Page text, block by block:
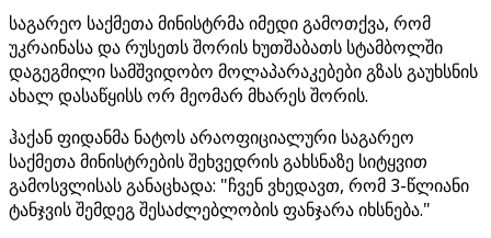
საგარეო საქმეთა მინისტრმა იმედი გამოთქვა, რომ
უკრაინასა და რუსეთს შორის ხუთშაბათს სტამბოლში
დაგეგმილი სამშვიდობო მოლაპარაკებები გზას გაუხსნის
ახალ დასაწყისს ორ მეომარ მხარეს შორის.
ჰაქან ფიდანმა ნატოს არაოფიციალური საგარეო
საქმეთა მინისტრების შეხვედრის გახსნაზე სიტყვით
გამოსვლისას განაცხადა: "ჩვენ ვხედავთ, რომ 3-წლიანი
ტანჯვის შემდეგ შესაძლებლობის ფანჯარა იხსნება."